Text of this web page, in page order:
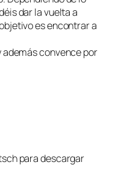
dar la vuelta a
es encontrar a
además convence por
para descargar